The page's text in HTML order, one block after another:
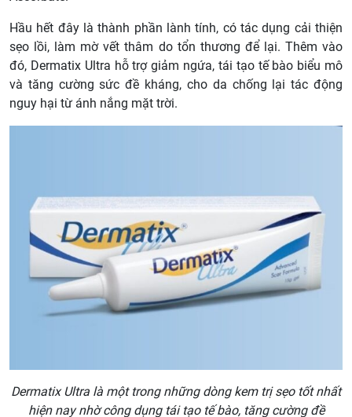
Hầu hết đây là thành phần lành tính, có tác dụng cải thiện
sẹo lồi, làm mờ vết thâm do tổn thương để lại. Thêm vào
đó, Dermatix Ultra hỗ trợ giảm ngứa, tái tạo tế bào biểu mô
và tăng cường sức đề kháng, cho da chống lại tác động
nguy hại từ ánh nắng mặt trời.
Dermatix Ultra là một trong những dòng kem trị sẹo tốt nhất
hiện nay nhờ công dụng tái tạo tế bào, tăng cường đề